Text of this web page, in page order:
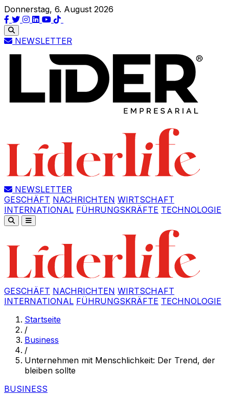
Donnerstag, 6. August 2026
NEWSLETTER
NEWSLETTER
GESCHÄFT NACHRICHTEN WIRTSCHAFT
INTERNATIONAL FÜHRUNGSKRÄFTE TECHNOLOGIE
GESCHÄFT NACHRICHTEN WIRTSCHAFT
INTERNATIONAL FÜHRUNGSKRÄFTE TECHNOLOGIE
Startseite
/
Business
/
Unternehmen mit Menschlichkeit: Der Trend, der
bleiben sollte
BUSINESS